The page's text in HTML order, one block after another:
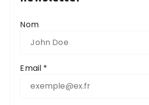
Nom
Email *